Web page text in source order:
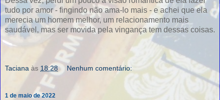
tudo por amor - fingindo não ama-lo mais - e achei que ela
merecia um homem melhor, um relacionamento mais
saudável, mas ser movida pela vingança tem dessas coisas.
Taciana às 18:28 Nenhum comentário:
1 de maio de 2022